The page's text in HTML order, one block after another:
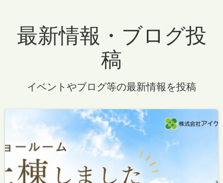
最新情報・ブログ投
稿
イベントやブログ等の最新情報を投稿